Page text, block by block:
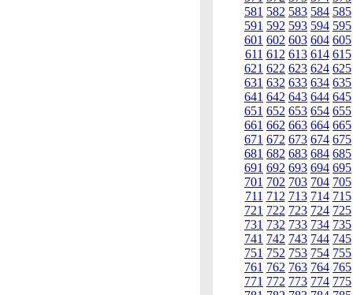
581 582 583 584 585
591 592 593 594 595
601 602 603 604 605
611 612 613 614 615
621 622 623 624 625
631 632 633 634 635
641 642 643 644 645
651 652 653 654 655
661 662 663 664 665
671 672 673 674 675
681 682 683 684 685
691 692 693 694 695
701 702 703 704 705
711 712 713 714 715
721 722 723 724 725
731 732 733 734 735
741 742 743 744 745
751 752 753 754 755
761 762 763 764 765
771 772 773 774 775